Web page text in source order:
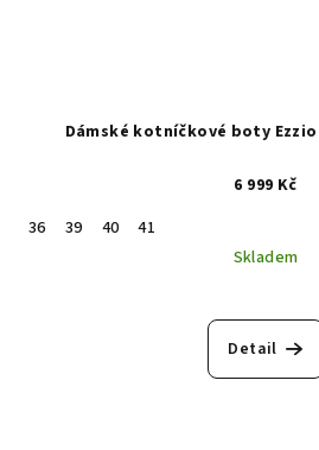
Dámské kotníčkové boty
6 999 Kč
36
39 40
41
Skladem
Detail